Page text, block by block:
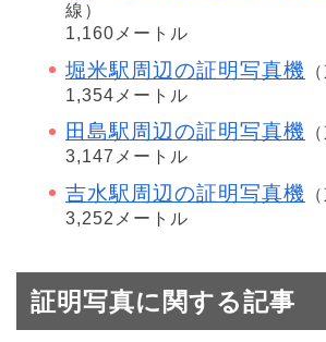
線）
1,160メートル
堀米駅周辺の証明写真機
1,354メートル
田島駅周辺の証明写真機
3,147メートル
吉水駅周辺の証明写真機
3,252メートル
証明写真に関する記事